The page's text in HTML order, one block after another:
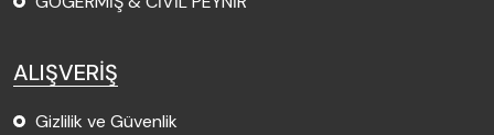
ALIŞVERİŞ
Gizlilik ve Güvenlik